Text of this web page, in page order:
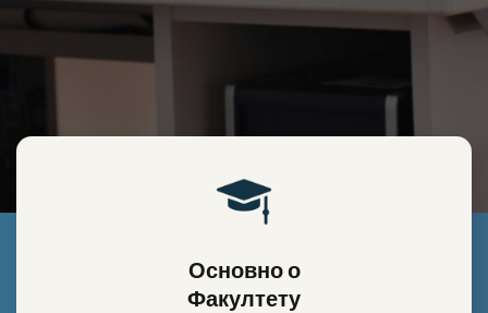
Основно о
Факултету